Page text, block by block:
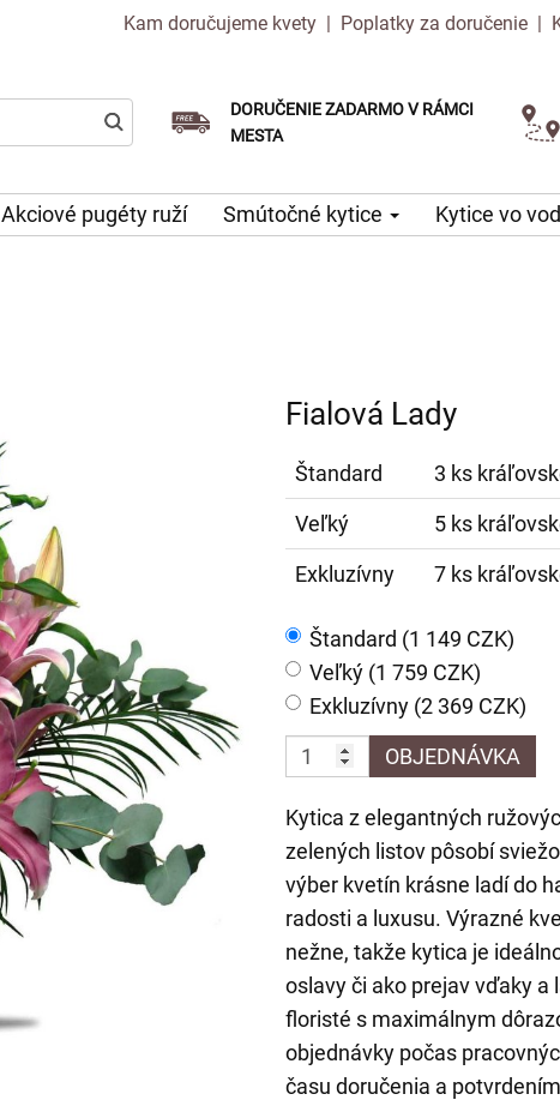
Kam doručujeme kvety | Poplatky za doručenie |
DORUČENIE ZADARMO V RÁMCI
MESTA
Doručenie v ten istý deň k dispozícii
Vyberte si dátum doručenia
Akciové pugéty ruží Smútočné kytice Kytice vo
Fialová Lady
Štandard
3 ks
Veľký
5 ks
Exkluzívny
7 ks
Štandard (1 149 CZK)
Veľký (1 759 CZK)
Exkluzívny (2 369 CZK)
OBJEDNÁVKA
Kytica z elegantných
zelených listov pôsobí
výber kvetín krásne ladí do
radosti a luxusu. Výrazné
nežne, takže kytica je
oslavy či ako prejav vďaky a
floristé s maximálnym
objednávky počas
času doručenia a